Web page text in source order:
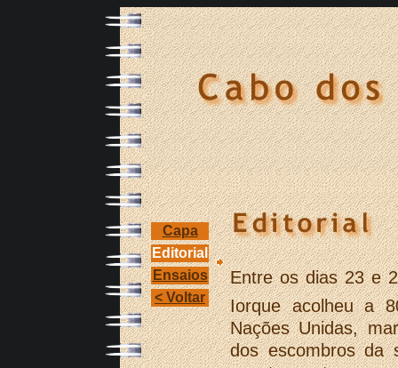
Capa
Editorial
Ensaios
< Voltar
Entre os dias 23 e
Iorque acolheu a
Nações Unidas,
dos escombros da